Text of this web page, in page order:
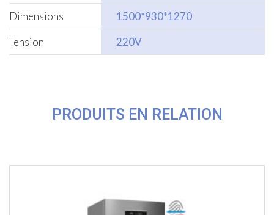
Dimensions
1500*930*1270
Tension
220V
PRODUITS EN RELATION